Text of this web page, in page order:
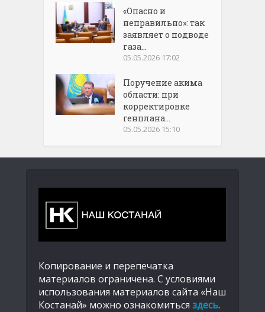
«Опасно и
неправильно»: так
заявляет о подводе
газа...
05.05.2026 17:02
Поручение акима
области: при
корректировке
генплана...
05.05.2026 15:10
Копирование и перепечатка
материалов ограничена. С условиями
использования материалов сайта «Наш
Костанай» можно ознакомиться здесь.